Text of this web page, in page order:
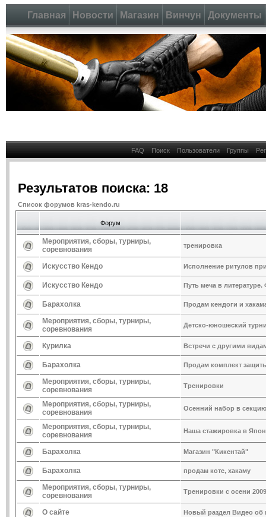
Главная Новости Магазин Винчун Документы
FAQ Поиск Пользователи Группы
Результатов поиска: 18
Список форумов kras-kendo.ru
Форум
Мероприятия, сборы, турниры,
соревнования
тренировка
Искусство Кендо Исполнение ритулов
Искусство Кендо Путь меча в
Барахолка Продам кендоги и
Мероприятия, сборы, турниры,
соревнования
Детско-юношеский
Курилка Встречи с другими
Барахолка Продам комплект
Мероприятия, сборы, турниры,
соревнования
Тренировки
Мероприятия, сборы, турниры,
соревнования
Осенний набор в
Мероприятия, сборы, турниры,
соревнования
Наша стажировка в
Барахолка Магазин "Кикентай"
Барахолка продам коте, хакаму
Мероприятия, сборы, турниры,
соревнования
Тренировки с осени 2009
О сайте Новый раздел Видео об